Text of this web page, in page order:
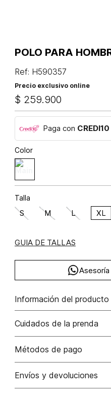
POLO PARA
Ref: H590357
Precio exclusivo online
$ 259.900
Paga con CREDI10
Color
Talla
S M L XL
GUIA DE TALLAS
Información del producto
acrílica 53% poliamida 5%
acrílica/acrylic42.00%
poliamida/polyamide
Cuidados de la prenda
No dejar en remojo /lavar
No usar lejia
Métodos de pago
Tarjetas de crédito: Visa,
Envíos y devoluciones